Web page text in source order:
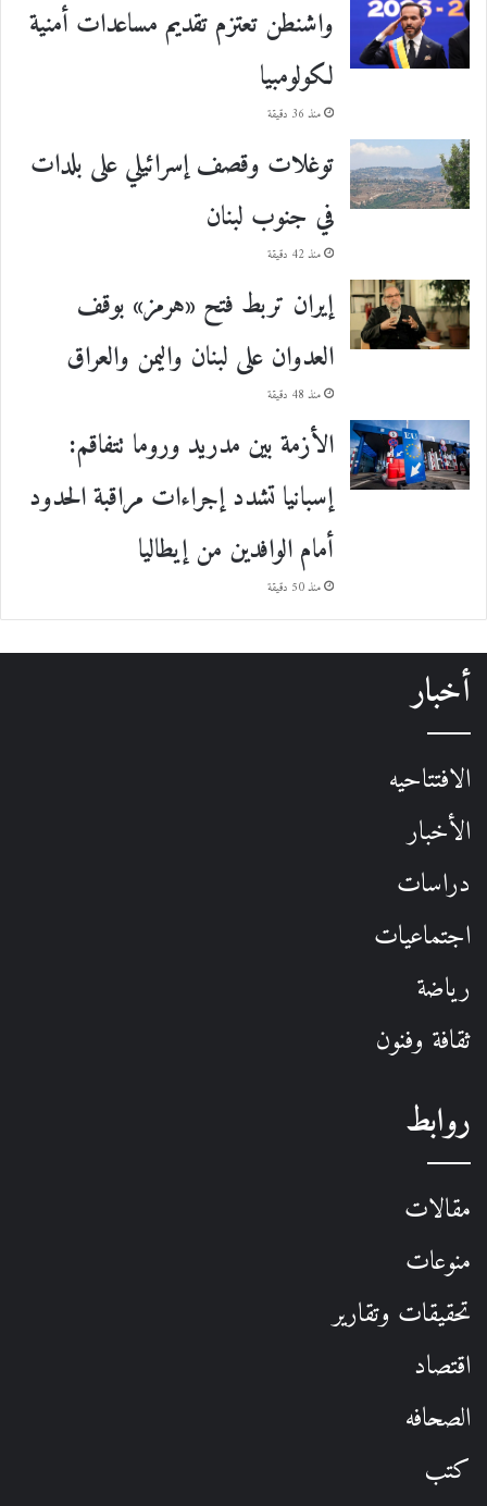
واشنطن تعتزم تقديم مساعدات أمنية
لكولومبيا
منذ 36 دقيقة
توغلات وقصف إسرائيلي على بلدات
في جنوب لبنان
منذ 42 دقيقة
إيران تربط فتح «هرمز» بوقف
العدوان على لبنان واليمن والعراق
منذ 48 دقيقة
الأزمة بين مدريد وروما تتفاقم:
إسبانيا تشدد إجراءات مراقبة الحدود
أمام الوافدين من إيطاليا
منذ 50 دقيقة
أخبار
الافتتاحيه
الأخبار
دراسات
اجتماعيات
رياضة
ثقافة وفنون
روابط
مقالات
منوعات
تحقيقات وتقارير
اقتصاد
الصحافه
كتب